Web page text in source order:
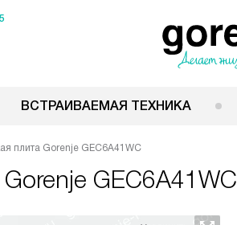
ВСТРАИВАЕМАЯ ТЕХНИКА
плита Gorenje GEC6A41WC
Gorenje GEC6A41WC